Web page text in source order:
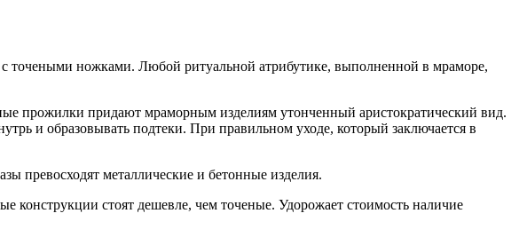
с точеными ножками. Любой ритуальной атрибутике, выполненной в мраморе,
прожилки придают мраморным изделиям утонченный аристократический вид.
и образовывать подтеки. При правильном уходе, который заключается в
превосходят металлические и бетонные изделия.
конструкции стоят дешевле, чем точеные. Удорожает стоимость наличие